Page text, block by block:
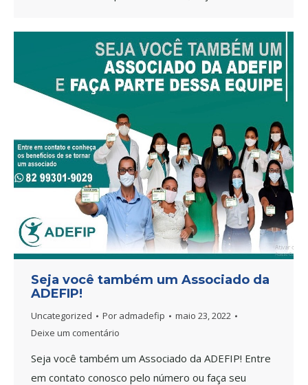
Seja você também um Associado da
ADEFIP!
Uncategorized Por admadefip
maio 23, 2022
Deixe um comentário
Seja você também um Associado da ADEFIP! Entre
em contato conosco pelo número ou faça seu